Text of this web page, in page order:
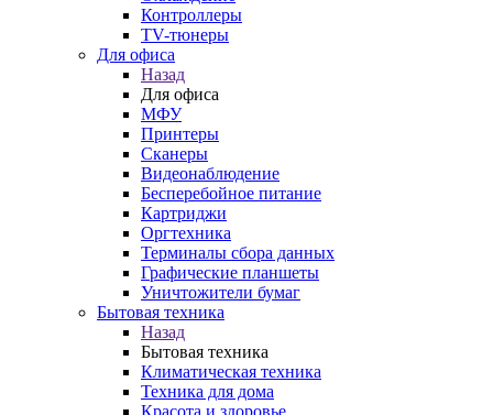
Контроллеры
TV-тюнеры
Для офиса
Назад
Для офиса
МФУ
Принтеры
Сканеры
Видеонаблюдение
Бесперебойное питание
Картриджи
Оргтехника
Терминалы сбора данных
Графические планшеты
Уничтожители бумаг
Бытовая техника
Назад
Бытовая техника
Климатическая техника
Техника для дома
Красота и здоровье